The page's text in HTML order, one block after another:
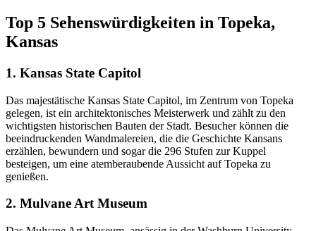
Top 5 Sehenswürdigkeiten in Topeka,
Kansas
1. Kansas State Capitol
Das majestätische Kansas State Capitol, im Zentrum von Topeka
gelegen, ist ein architektonisches Meisterwerk und zählt zu den
wichtigsten historischen Bauten der Stadt. Besucher können die
beeindruckenden Wandmalereien, die die Geschichte Kansans
erzählen, bewundern und sogar die 296 Stufen zur Kuppel
besteigen, um eine atemberaubende Aussicht auf Topeka zu
genießen.
2. Mulvane Art Museum